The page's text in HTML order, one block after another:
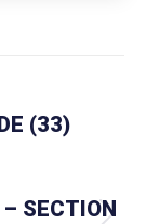
(33)
SECTION